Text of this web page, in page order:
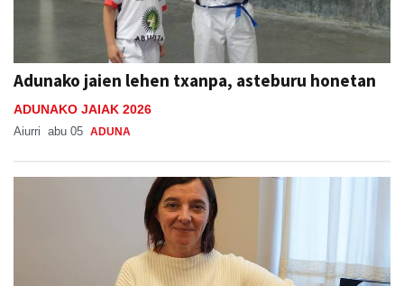
Adunako jaien lehen txanpa, asteburu honetan
ADUNAKO JAIAK 2026
Aiurri abu 05 ADUNA